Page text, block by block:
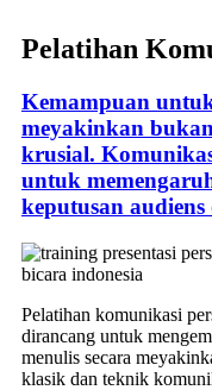
Pelatihan
Kemampuan
meyakinkan
krusial.
untuk
keputusan audiens
Pelatihan komunikasi
dirancang untuk
menulis secara
klasik dan teknik